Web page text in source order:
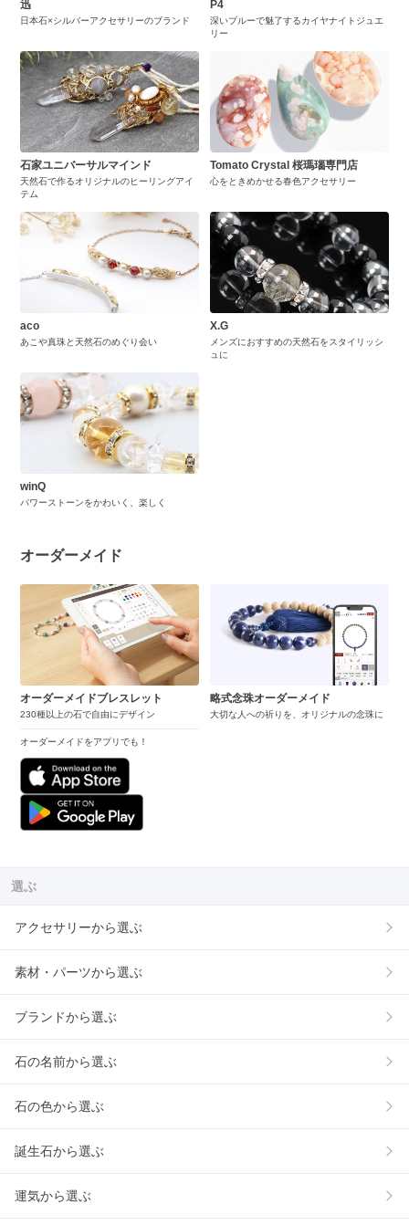
迅
日本石×シルバーアクセサリーのブランド
P4
深いブルーで魅了するカイヤナイトジュエ
リー
石家ユニバーサルマインド
天然石で作るオリジナルのヒーリングアイ
テム
Tomato Crystal 桜瑪瑙専門店
心をときめかせる春色アクセサリー
aco
あこや真珠と天然石のめぐり会い
X.G
メンズにおすすめの天然石をスタイリッシ
ュに
winQ
パワーストーンをかわいく、楽しく
オーダーメイド
オーダーメイドブレスレット
230種以上の石で自由にデザイン
オーダーメイドをアプリでも！
略式念珠オーダーメイド
大切な人への祈りを、オリジナルの念珠に
選ぶ
アクセサリーから選ぶ
素材・パーツから選ぶ
ブランドから選ぶ
石の名前から選ぶ
石の色から選ぶ
誕生石から選ぶ
運気から選ぶ